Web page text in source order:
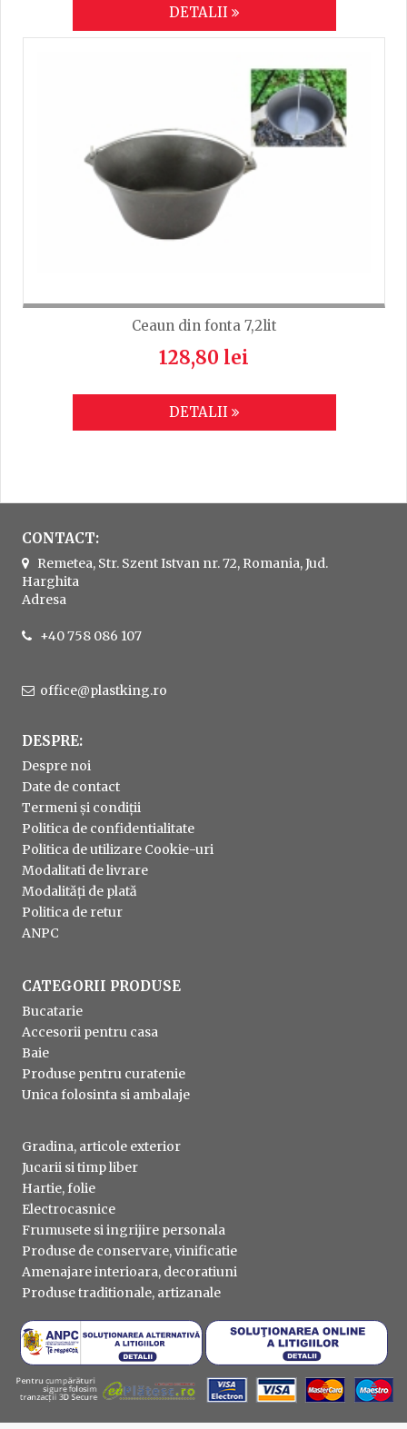
DETALII
Ceaun din fonta 7,2lit
128,80 lei
DETALII
CONTACT:
Remetea, Str. Szent Istvan nr. 72, Romania, Jud.
Harghita
Adresa
+40 758 086 107
office@plastking.ro
DESPRE:
Despre noi
Date de contact
Termeni și condiții
Politica de confidentialitate
Politica de utilizare Cookie-uri
Modalitati de livrare
Modalități de plată
Politica de retur
ANPC
CATEGORII PRODUSE
Bucatarie
Accesorii pentru casa
Baie
Produse pentru curatenie
Unica folosinta si ambalaje
Gradina, articole exterior
Jucarii si timp liber
Hartie, folie
Electrocasnice
Frumusete si ingrijire personala
Produse de conservare, vinificatie
Amenajare interioara, decoratiuni
Produse traditionale, artizanale